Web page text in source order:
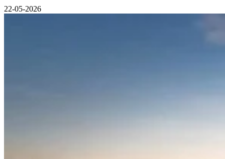
22-05-2026